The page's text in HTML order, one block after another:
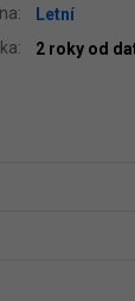
Letní
2 roky od